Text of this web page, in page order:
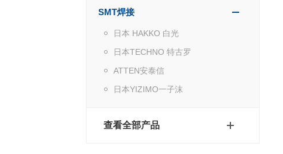
SMT焊接
日本 HAKKO 白光
日本TECHNO 特古罗
ATTEN安泰信
日本YIZIMO一子沫
查看全部产品